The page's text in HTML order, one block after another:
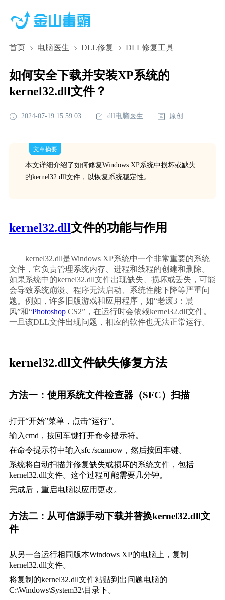
首页 电脑医生 DLL修复 DLL修复工具
如何安全下载并安装XP系统的
kernel32.dll文件？
2024-07-19 15:59:03 dll电脑医生 原创
文章摘要
本文详细介绍了如何修复Windows XP系统中损坏或缺失
的kernel32.dll文件，以恢复系统稳定性。
kernel32.dll文件的功能与作用
文件，它负责管理系统内存、进程和线程的创建和删除。
如果系统中的kernel32.dll文件出现缺失、损坏或丢失，可能
会导致系统崩溃、程序无法启动、系统性能下降等严重问
题。例如，许多旧版游戏和应用程序，如“老滚3：晨
风”和“Photoshop CS2”，在运行时会依赖kernel32.dll文件。
一旦该DLL文件出现问题，相应的软件也无法正常运行。
kernel32.dll文件缺失修复方法
方法一：使用系统文件检查器（SFC）扫描
打开“开始”菜单，点击“运行”。
输入cmd ，按回车键打开命令提示符。
在命令提示符中输入sfc /scannow，然后按回车键。
系统将自动扫描并修复缺失或损坏的系统文件，包括
kernel32.dll文件。这个过程可能需要几分钟。
完成后，重启电脑以应用更改。
方法二：从可信源手动下载并替换kernel32.dll文
件
从另一台运行相同版本Windows XP的电脑上，复制
kernel32.dll文件。
将复制的kernel32.dll文件粘贴到出问题电脑的
C:\Windows\System32\目录下。